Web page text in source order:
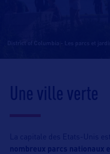
District of Columbia - Les parcs et
Une ville verte
La capitale des Etats-Unis est
nombreux parcs nationaux